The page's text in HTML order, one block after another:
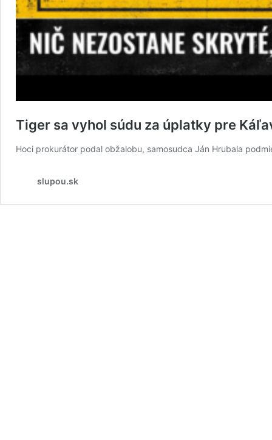
Tiger sa vyhol súdu za úplatky pre
Hoci prokurátor podal obžalobu, samosudca Ján Hrubala
slupou.sk